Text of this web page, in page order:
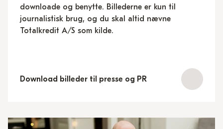
downloade og benytte. Billederne er kun til
journalistisk brug, og du skal altid nævne
Totalkredit A/S som kilde.
Download billeder til presse og PR